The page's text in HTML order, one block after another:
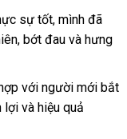
sự tốt, mình đã
bớt đau và hưng
với người mới bắt
và hiệu quả